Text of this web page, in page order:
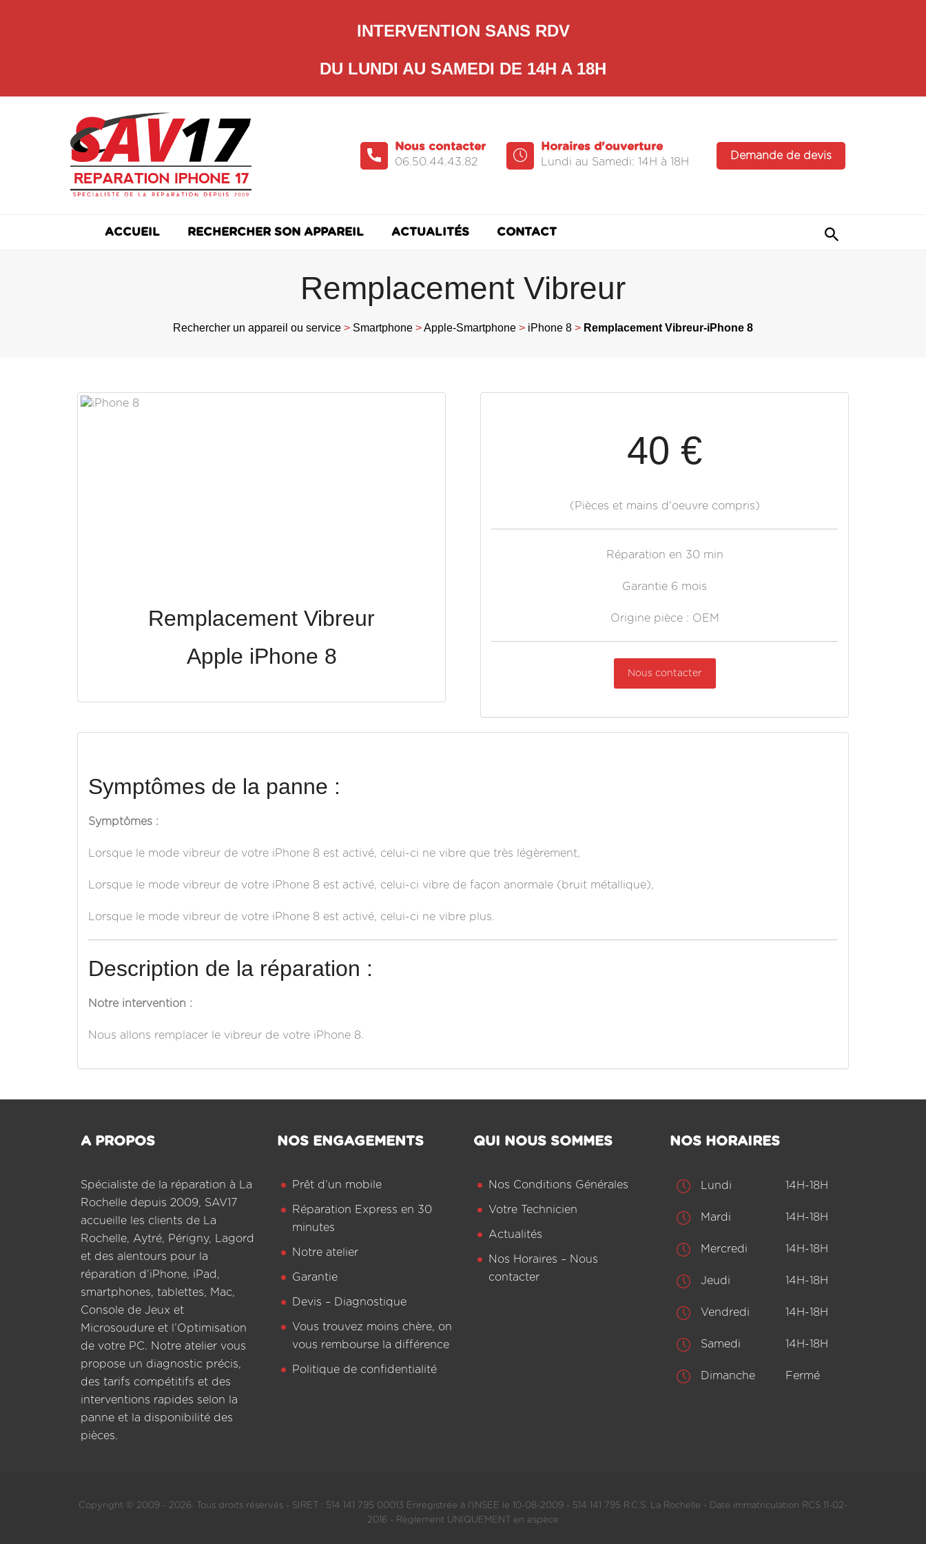
INTERVENTION SANS RDV
DU LUNDI AU SAMEDI DE 14H A 18H
Demande de devis
Horaires d'ouverture
Lundi au Samedi: 14H à 18H
Nous contacter
06.50.44.43.82
ACCUEIL RECHERCHER SON APPAREIL ACTUALITÉS CONTACT
Remplacement Vibreur
Rechercher un appareil ou service > Smartphone >Apple-Smartphone > iPhone 8 > Remplacement Vibreur-iPhone 8
Remplacement Vibreur
Apple iPhone 8
40 €
(Pièces et mains d'oeuvre compris)
Réparation en 30 min
Garantie 6 mois
Origine pièce : OEM
Nous contacter
Symptômes de la panne :
Symptômes :
Lorsque le mode vibreur de votre iPhone 8 est activé, celui-ci ne vibre que très légèrement,
Lorsque le mode vibreur de votre iPhone 8 est activé, celui-ci vibre de façon anormale (bruit métallique),
Lorsque le mode vibreur de votre iPhone 8 est activé, celui-ci ne vibre plus.
Description de la réparation :
Notre intervention :
Nous allons remplacer le vibreur de votre iPhone 8.
A PROPOS
Spécialiste de la réparation à La
Rochelle depuis 2009, SAV17
accueille les clients de La
Rochelle, Aytré, Périgny, Lagord
et des alentours pour la
réparation d’iPhone, iPad,
smartphones, tablettes, Mac,
Console de Jeux et
Microsoudure et l’Optimisation
de votre PC. Notre atelier vous
propose un diagnostic précis,
des tarifs compétitifs et des
interventions rapides selon la
panne et la disponibilité des
pièces.
NOS ENGAGEMENTS
Prêt d’un mobile
Réparation Express en 30
minutes
Notre atelier
Garantie
Devis – Diagnostique
Vous trouvez moins chère, on
vous rembourse la différence
Politique de confidentialité
QUI NOUS SOMMES
Nos Conditions Générales
Votre Technicien
Actualités
Nos Horaires – Nous
contacter
NOS HORAIRES
Lundi 14H-18H
Mardi 14H-18H
Mercredi 14H-18H
Jeudi 14H-18H
Vendredi 14H-18H
Samedi 14H-18H
Dimanche Fermé
Copyright © 2009 - 2026. Tous droits réservés - SIRET : 514 141 795 00013 Enregistrée à l'INSEE le 10-08-2009 - 514 141 795 R.C.S. La Rochelle - Date immatriculation RCS 11-02-
2016 - Règlement UNIQUEMENT en espèce